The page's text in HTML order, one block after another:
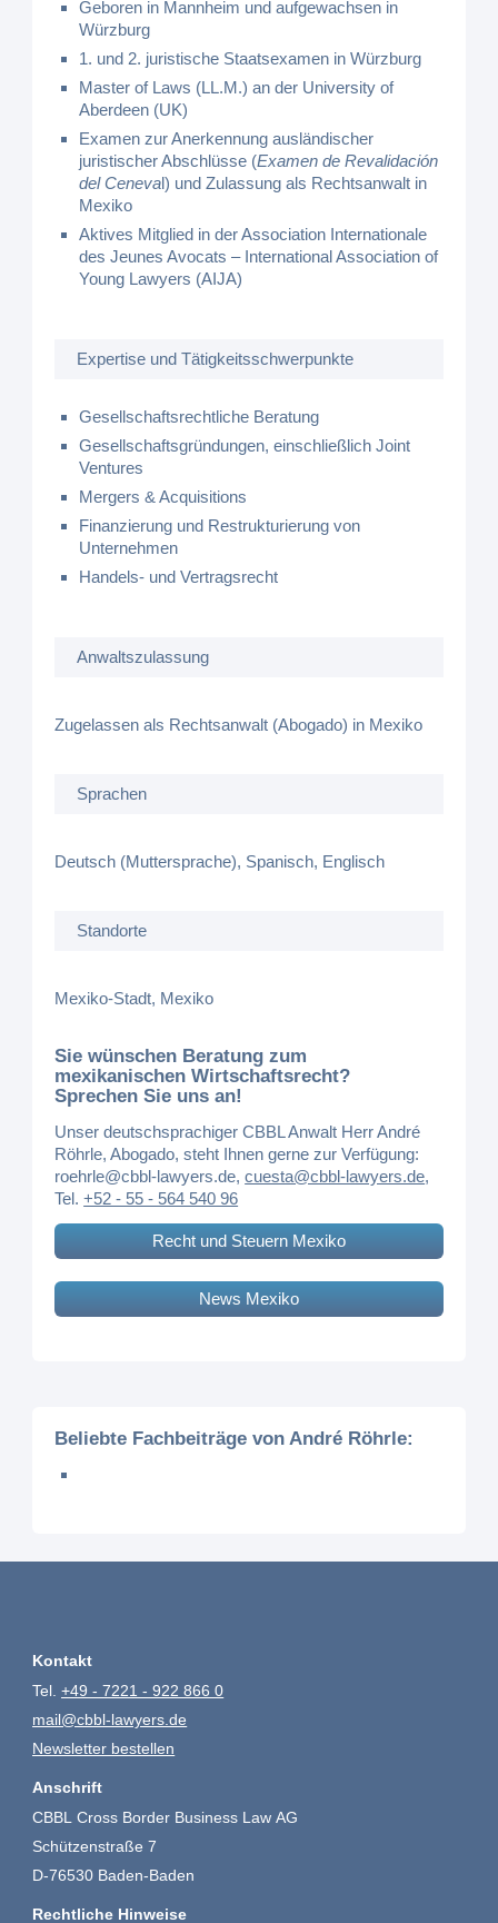
Geboren in Mannheim und aufgewachsen in
Würzburg
1. und 2. juristische Staatsexamen in Würzburg
Master of Laws (LL.M.) an der University of
Aberdeen (UK)
Examen zur Anerkennung ausländischer
juristischer Abschlüsse (Examen de Revalidación
del Ceneval) und Zulassung als Rechtsanwalt in
Mexiko
Aktives Mitglied in der Association Internationale
des Jeunes Avocats – International Association of
Young Lawyers (AIJA)
Expertise und Tätigkeitsschwerpunkte
Gesellschaftsrechtliche Beratung
Gesellschaftsgründungen, einschließlich Joint
Ventures
Mergers & Acquisitions
Finanzierung und Restrukturierung von
Unternehmen
Handels- und Vertragsrecht
Anwaltszulassung
Zugelassen als Rechtsanwalt (Abogado) in Mexiko
Sprachen
Deutsch (Muttersprache), Spanisch, Englisch
Standorte
Mexiko-Stadt, Mexiko
Sie wünschen Beratung zum
mexikanischen Wirtschaftsrecht?
Sprechen Sie uns an!
Unser deutschsprachiger CBBL Anwalt Herr André
Röhrle, Abogado, steht Ihnen gerne zur Verfügung:
roehrle@cbbl-lawyers.de,cuesta@cbbl-lawyers.de,
Tel.+52 - 55 - 564 540 96
Recht und Steuern Mexiko
News Mexiko
Beliebte Fachbeiträge von André Röhrle:
Kontakt
Tel.+49 - 7221 - 922 866 0
mail@cbbl-lawyers.de
Newsletter bestellen
Anschrift
CBBL Cross Border Business Law AG
Schützenstraße 7
D-76530 Baden-Baden
Rechtliche Hinweise